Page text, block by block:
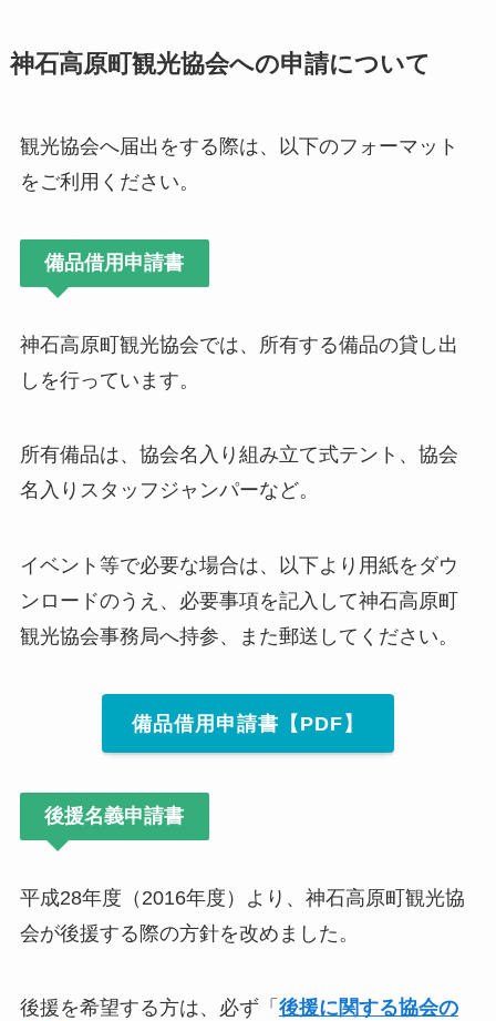
神石高原町観光協会への申請について
観光協会へ届出をする際は、以下のフォーマット
をご利用ください。
備品借用申請書
神石高原町観光協会では、所有する備品の貸し出
しを行っています。
所有備品は、協会名入り組み立て式テント、協会
名入りスタッフジャンパーなど。
イベント等で必要な場合は、以下より用紙をダウ
ンロードのうえ、必要事項を記入して神石高原町
観光協会事務局へ持参、また郵送してください。
備品借用申請書【PDF】
後援名義申請書
平成28年度（2016年度）より、神石高原町観光協
会が後援する際の方針を改めました。
後援を希望する方は、必ず「 後援に関する協会の